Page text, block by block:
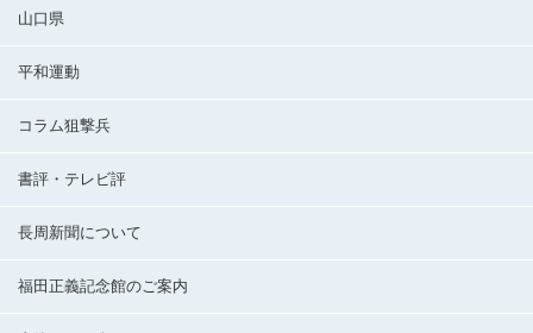
山口県
平和運動
コラム狙撃兵
書評・テレビ評
長周新聞について
福田正義記念館のご案内